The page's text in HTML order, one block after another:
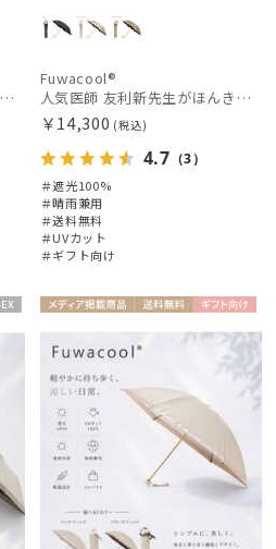
人気医師 友利新先生がほんきで作った”絶対に忘れない誰でも日傘” 50【晴雨兼用折りたたみ日傘】フワクール® (Fuwacool®) 雨の日OK 軽量 遮光100% UV100%
Fuwacool®
人気医師 友利新先生がほんきで作った”絶対に忘れない誰でも日傘” エレガント派のバンブーフリル【晴雨兼用日傘】フワクール® (Fuwacool®) 雨の日OK 軽量 遮光100% UV100％
￥14,300 (税込)
4.7 （3）
＃遮光100%
＃晴雨兼用
＃送料無料
＃UVカット
＃ギフト向け
載商品
料
向け
WOME